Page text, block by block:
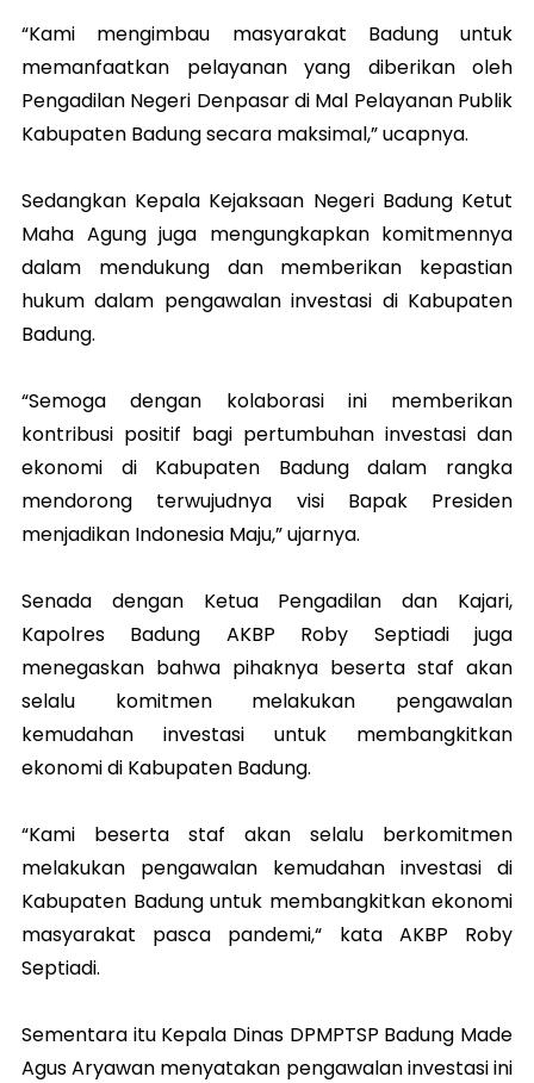
“Kami mengimbau masyarakat Badung untuk
memanfaatkan pelayanan yang diberikan oleh
Pengadilan Negeri Denpasar di Mal Pelayanan Publik
Kabupaten Badung secara maksimal,” ucapnya.
Sedangkan Kepala Kejaksaan Negeri Badung Ketut
Maha Agung juga mengungkapkan komitmennya
dalam mendukung dan memberikan kepastian
hukum dalam pengawalan investasi di Kabupaten
Badung.
“Semoga dengan kolaborasi ini memberikan
kontribusi positif bagi pertumbuhan investasi dan
ekonomi di Kabupaten Badung dalam rangka
mendorong terwujudnya visi Bapak Presiden
menjadikan Indonesia Maju,” ujarnya.
Senada dengan Ketua Pengadilan dan Kajari,
Kapolres Badung AKBP Roby Septiadi juga
menegaskan bahwa pihaknya beserta staf akan
selalu komitmen melakukan pengawalan
kemudahan investasi untuk membangkitkan
ekonomi di Kabupaten Badung.
“Kami beserta staf akan selalu berkomitmen
melakukan pengawalan kemudahan investasi di
Kabupaten Badung untuk membangkitkan ekonomi
masyarakat pasca pandemi,“ kata AKBP Roby
Septiadi.
Sementara itu Kepala Dinas DPMPTSP Badung Made
Agus Aryawan menyatakan pengawalan investasi ini